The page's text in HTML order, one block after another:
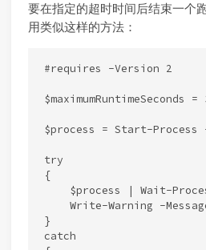
要在指定的超时时间后结束一个
用类似这样的方法：
#requires -Version 2
$maximumRuntimeSeconds =
$process = Start-Process
try
{
$process | Wait-
Write-Warning -
}
catch